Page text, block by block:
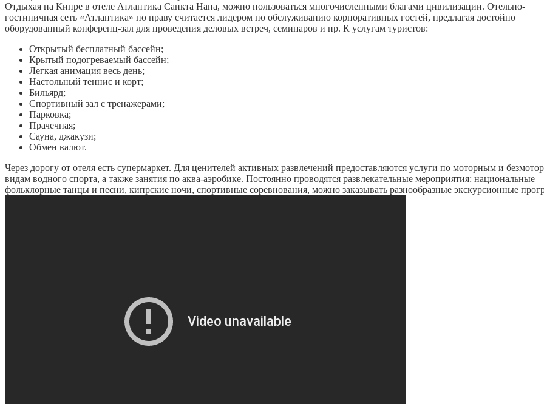
Отдыхая на Кипре в отеле Атлантика Санкта Напа, можно пользоваться многочисленными благами цивилизации. Отельно-
гостиничная сеть «Атлантика» по праву считается лидером по обслуживанию корпоративных гостей, предлагая достойно
оборудованный конференц-зал для проведения деловых встреч, семинаров и пр. К услугам туристов:
Открытый бесплатный бассейн;
Крытый подогреваемый бассейн;
Легкая анимация весь день;
Настольный теннис и корт;
Бильярд;
Спортивный зал с тренажерами;
Парковка;
Прачечная;
Сауна, джакузи;
Обмен валют.
Через дорогу от отеля есть супермаркет. Для ценителей активных развлечений предоставляются услуги по моторным и
видам водного спорта, а также занятия по аква-аэробике. Постоянно проводятся развлекательные мероприятия: национальные
фольклорные танцы и песни, кипрские ночи, спортивные соревнования, можно заказывать разнообразные экскурсионные